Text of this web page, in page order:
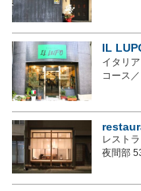
IL
イタリ
コース
レスト
夜間部